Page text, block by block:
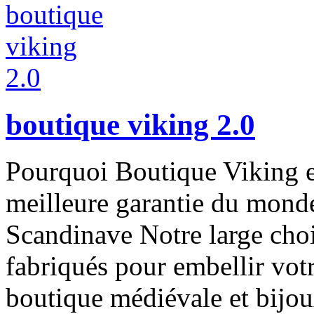
boutique viking 2.0
Pourquoi Boutique Viking
meilleure garantie du
Scandinave Notre large
fabriqués pour embellir
boutique médiévale et